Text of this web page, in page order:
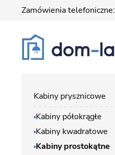
Zamówienia telefoniczne:
Kabiny prysznicowe
Kabiny półokrągłe
Kabiny kwadratowe
Kabiny prostokątne